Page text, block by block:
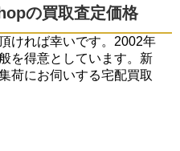
の買取査定価格
ければ幸いです。2002年
を得意としています。新
荷にお伺いする宅配買取